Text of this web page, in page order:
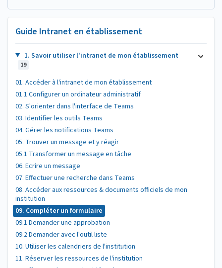
Guide Intranet en établissement
1. Savoir utiliser l'intranet de mon établissement
19
01. Accéder à l'intranet de mon établissement
01.1 Configurer un ordinateur administratif
02. S'orienter dans l'interface de Teams
03. Identifier les outils Teams
04. Gérer les notifications Teams
05. Trouver un message et y réagir
05.1 Transformer un message en tâche
06. Ecrire un message
07. Effectuer une recherche dans Teams
08. Accéder aux ressources & documents officiels de mon
institution
09. Compléter un formulaire
09.1 Demander une approbation
09.2 Demander avec l'outil liste
10. Utiliser les calendriers de l'institution
11. Réserver les ressources de l'institution